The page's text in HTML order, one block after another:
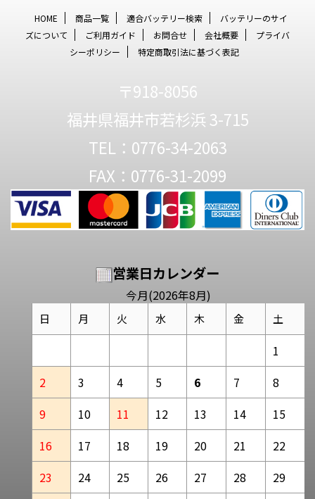
HOME 商品一覧 適合バッテリー検索
バッテリーのサイ
ズについて
ご利用ガイド お問合せ 会社概要
プライバ
シーポリシー
特定商取引法に基づく表記
〒918-8056
福井県福井市若杉浜 3-715
TEL：0776-34-2063
FAX：0776-31-2099
営業日カレンダー
今月(2026年8月)
日 月 火 水 木 金 土
1
2
3 4 5 6 7
8
9
10 11 12 13 14
15
16
17 18 19 20 21
22
23
24 25 26 27 28
29